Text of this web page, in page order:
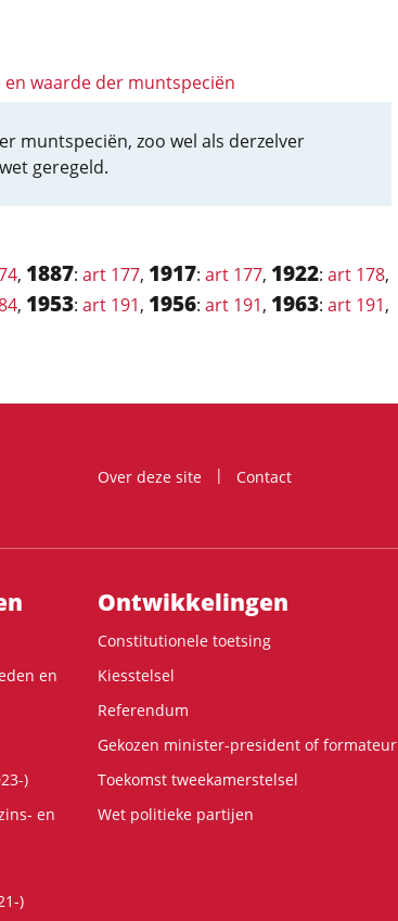
waarde der muntspeciën
muntspeciën, zoo wel als derzelver
geregeld.
, 1887: art 177, 1917: art 177, 1922: art 178,
, 1953: art 191, 1956: art 191, 1963: art 191,
Over deze site
Contact
en
)
en
)
Ontwikke­lingen
Constitutionele toetsing
Kiesstelsel
Referendum
Gekozen minister-president of formateur
Toekomst tweekamerstelsel
Wet politieke partijen